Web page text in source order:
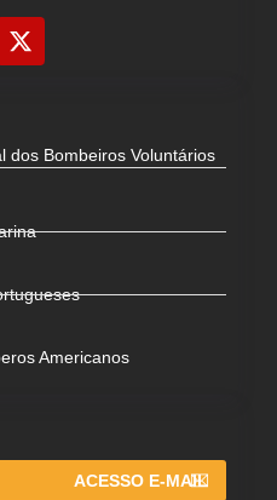
dos Bombeiros Voluntários
Americanos
ACESSO E-MAIL